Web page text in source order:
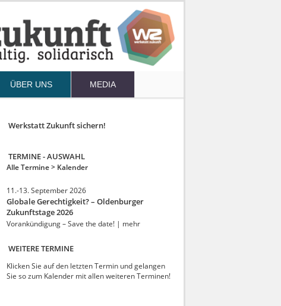
ÜBER UNS MEDIA
Werkstatt Zukunft sichern!
TERMINE - AUSWAHL
Alle Termine > Kalender
11.-13. September 2026
Globale Gerechtigkeit? – Oldenburger
Zukunftstage 2026
Vorankündigung – Save the date! | mehr
WEITERE TERMINE
Klicken Sie auf den letzten Termin und gelangen
Sie so zum Kalender mit allen weiteren Terminen!